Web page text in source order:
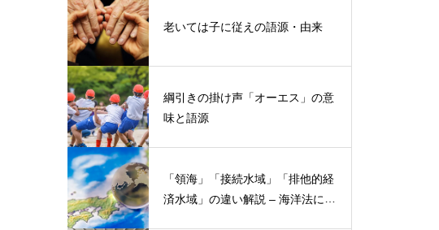
老いては子に従えの語源・由来
綱引きの掛け声「オーエス」の意
味と語源
「領海」「接続水域」「排他的経
済水域」の違い解説 – 海洋法にお